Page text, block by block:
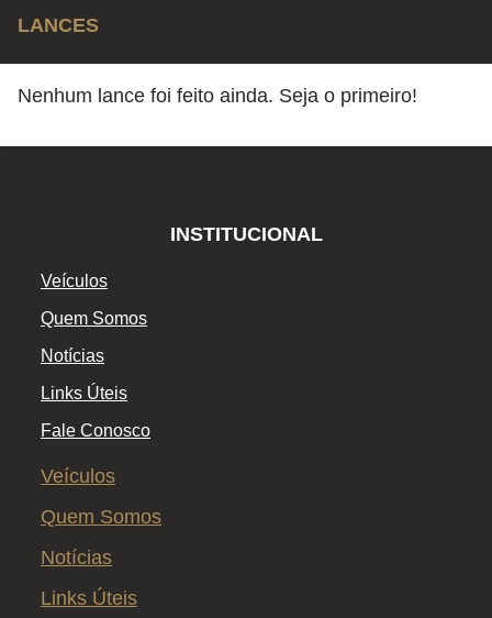
LANCES
Nenhum lance foi feito ainda. Seja o primeiro!
INSTITUCIONAL
Veículos
Quem Somos
Notícias
Links Úteis
Fale Conosco
Veículos
Quem Somos
Notícias
Links Úteis